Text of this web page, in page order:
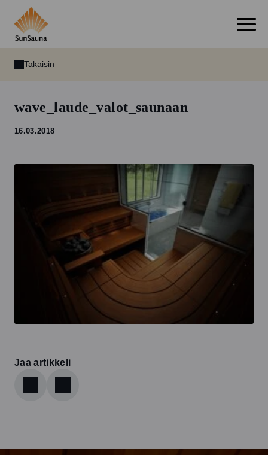
Takaisin
16.03.2018
wave_laude_valot_saunaan
Jaa artikkeli